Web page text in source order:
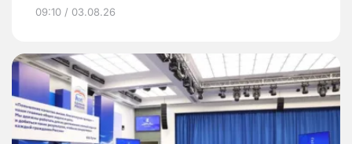
09:10 / 03.08.26